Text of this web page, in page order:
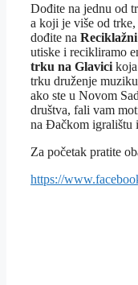
Dođite na jednu od
a koji je više od
dođite na
utiske i recikliramo
trku na Glavici
trku druženje
ako ste u Novom
društva, fali vam
na Đačkom igralištu
Za početak pratite
https://